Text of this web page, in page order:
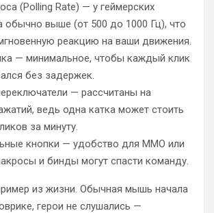
(Polling Rate) — у геймерских
обычно выше (от 500 до 1000 Гц), что
реакцию на ваши движения.
— минимальное, чтобы каждый клик
без задержек.
— рассчитаны на
ведь одна катка может стоить
за минуту.
кнопки — удобство для MMO или
и бинды могут спасти команду.
из жизни. Обычная мышь начала
герои не слушались —